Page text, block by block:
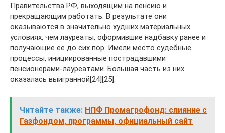
Правительства РФ, выходящим на пенсию и
прекращающим работать. В результате они
оказываются в значительно худших материальных
условиях, чем лауреаты, оформившие надбавку ранее и
получающие ее до сих пор. Имели место судебные
процессы, инициированные пострадавшими
пенсионерами-лауреатами. Большая часть из них
оказалась выигранной[24][25].
Читайте также: НПФ Промагрофонд: слияние с
Газфондом, программы, официальный сайт